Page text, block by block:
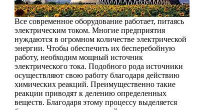
Все современное оборудование работает, питаясь
электрическим током. Многие предприятия
нуждаются в огромном количестве электрической
энергии. Чтобы обеспечить их бесперебойную
работу, необходим мощный источник
электрического тока. Подобного рода источники
осуществляют свою работу благодаря действию
химических реакций. Преимущественно такие
реакции приводят к делению определенных
веществ. Благодаря этому процессу выделяется